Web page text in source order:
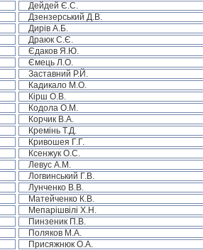
Дейдей Є.С.
Дзензерський Д.В.
Дирів А.Б.
Драюк С.Є.
Єдаков Я.Ю.
Ємець Л.О.
Заставний Р.Й.
Кадикало М.О.
Кірш О.В.
Кодола О.М.
Корчик В.А.
Кремінь Т.Д.
Кривошея Г.Г.
Ксенжук О.С.
Левус А.М.
Логвинський Г.В.
Лунченко В.В.
Матейченко К.В.
Мепарішвілі Х.Н.
Пинзеник П.В.
Поляков М.А.
Присяжнюк О.А.